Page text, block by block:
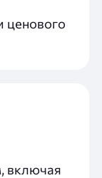
ценового
включая